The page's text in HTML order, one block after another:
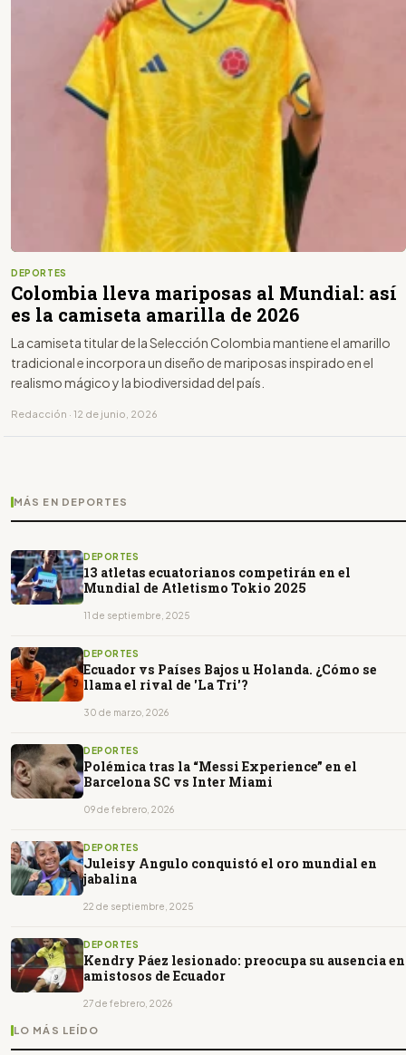
DEPORTES
Colombia lleva mariposas al Mundial: así
es la camiseta amarilla de 2026
La camiseta titular de la Selección Colombia mantiene el amarillo
tradicional e incorpora un diseño de mariposas inspirado en el
realismo mágico y la biodiversidad del país.
Redacción · 12 de junio, 2026
MÁS EN DEPORTES
DEPORTES
13 atletas ecuatorianos competirán en el
Mundial de Atletismo Tokio 2025
11 de septiembre, 2025
DEPORTES
Ecuador vs Países Bajos u Holanda. ¿Cómo se
llama el rival de 'La Tri'?
30 de marzo, 2026
DEPORTES
Polémica tras la “Messi Experience” en el
Barcelona SC vs Inter Miami
09 de febrero, 2026
DEPORTES
Juleisy Angulo conquistó el oro mundial en
jabalina
22 de septiembre, 2025
DEPORTES
Kendry Páez lesionado: preocupa su ausencia en
amistosos de Ecuador
27 de febrero, 2026
LO MÁS LEÍDO